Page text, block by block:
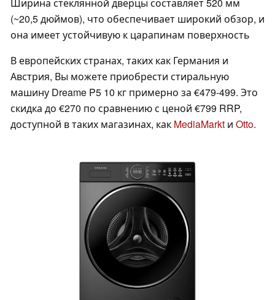
(~20,5 дюймов), что обеспечивает широкий обзор, и
она имеет устойчивую к царапинам поверхность
В европейских странах, таких как Германия и
Австрия, Вы можете приобрести стиральную
машину Dreame P5 10 кг примерно за €479-499. Это
скидка до €270 по сравнению с ценой €799 RRP,
доступной в таких магазинах, как MediaMarkt и Otto.